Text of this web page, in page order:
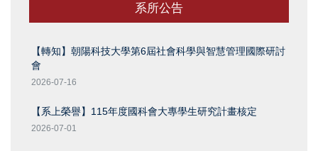
系所公告
【轉知】朝陽科技大學第6屆社會科學與智慧管理國際研討
會
2026-07-16
【系上榮譽】115年度國科會大專學生研究計畫核定
2026-07-01